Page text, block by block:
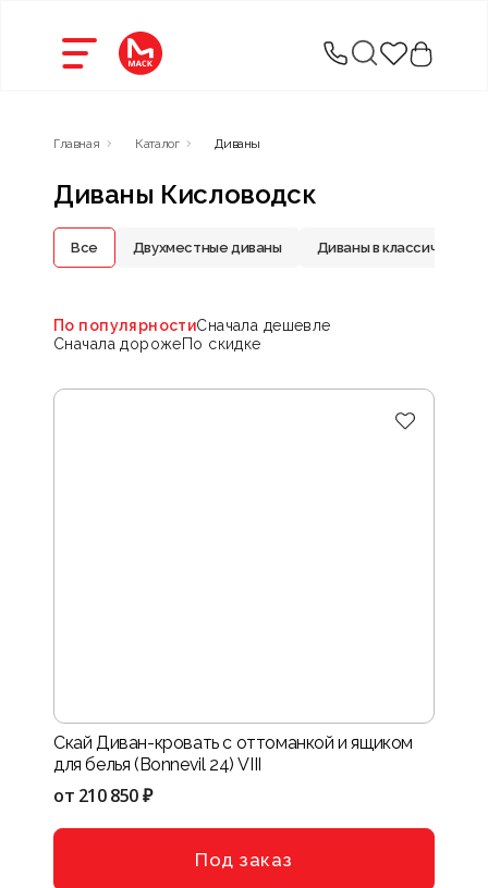
Главная Каталог Диваны
Диваны Кисловодск
Все Двухместные диваны Диваны в классическом
По популярностиСначала дешевле
Сначала дорожеПо скидке
Скай Диван-кровать с оттоманкой и ящиком
для белья (Bonnevil 24) VIII
от 210 850 ₽
Под заказ